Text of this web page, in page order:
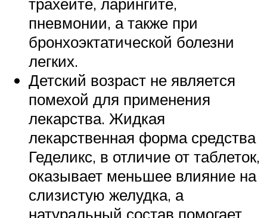
пневмонии, а также при
бронхоэктатической болезни
легких.
Детский возраст не является
помехой для применения
лекарства. Жидкая
лекарственная форма средства
Геделикс, в отличие от таблеток,
оказывает меньшее влияние на
слизистую желудка, а
натуральный состав помогает